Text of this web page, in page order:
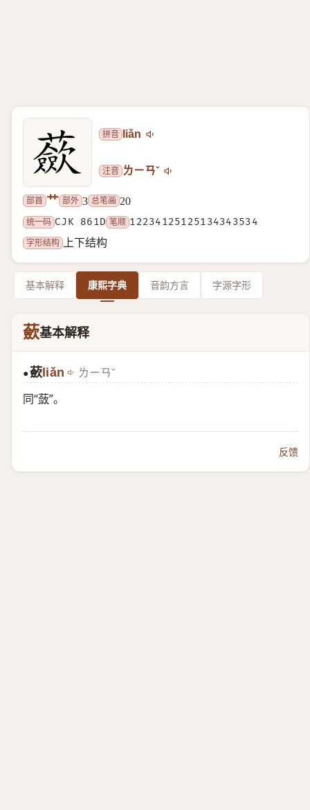
拼音 liǎn
注音 ㄌㄧㄢˇ
部首 艹 部外 3 总笔画 20
统一码 CJK 861D 笔顺 12234125125134343534
字形结构
上下结构
基本解释 康熙字典 音韵方言 字源字形
蘝基本解释
●蘝 liǎn ㄌㄧㄢˇ
同“蔹”。
反馈